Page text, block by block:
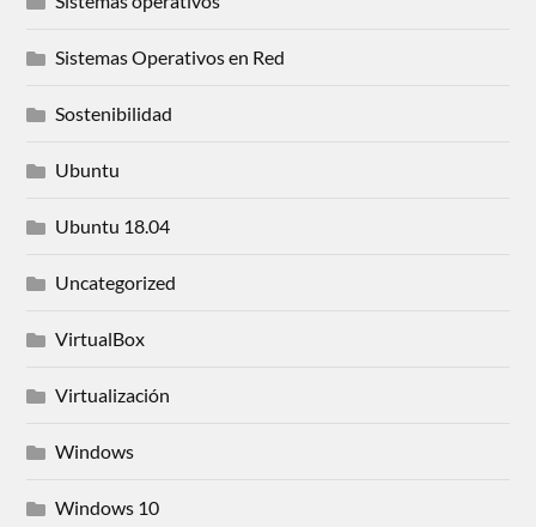
Sistemas Operativos en Red
Sostenibilidad
Ubuntu
Ubuntu 18.04
Uncategorized
VirtualBox
Virtualización
Windows
Windows 10